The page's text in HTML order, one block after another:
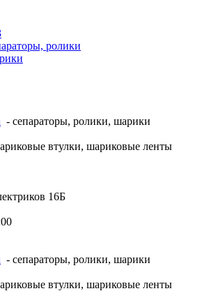
ролики
- сепараторы, ролики, шарики
втулки, шариковые ленты
16Б
- сепараторы, ролики, шарики
втулки, шариковые ленты